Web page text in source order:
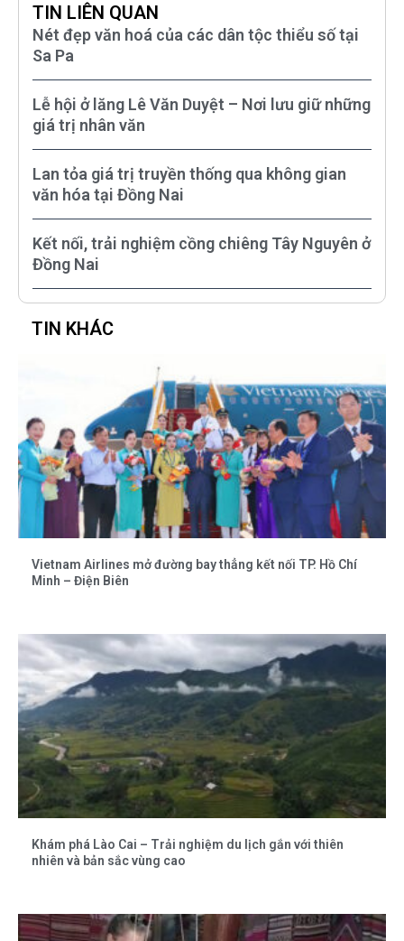
TIN LIÊN QUAN
Nét đẹp văn hoá của các dân tộc thiểu số tại
Sa Pa
Lễ hội ở lăng Lê Văn Duyệt – Nơi lưu giữ những
giá trị nhân văn
Lan tỏa giá trị truyền thống qua không gian
văn hóa tại Đồng Nai
Kết nối, trải nghiệm cồng chiêng Tây Nguyên ở
Đồng Nai
TIN KHÁC
Vietnam Airlines mở đường bay thẳng kết nối TP. Hồ Chí
Minh – Điện Biên
Khám phá Lào Cai – Trải nghiệm du lịch gắn với thiên
nhiên và bản sắc vùng cao